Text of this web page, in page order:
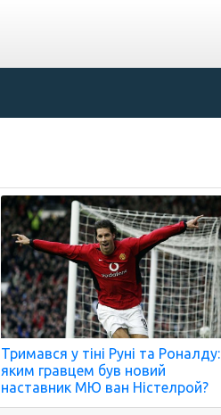
Тримався у тіні Руні та Роналду:
яким гравцем був новий
наставник МЮ ван Ністелрой?